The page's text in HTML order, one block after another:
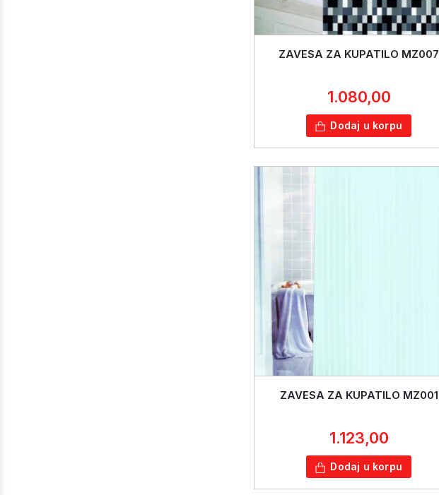
ZAVESA ZA KUPATILO MZ007
1.080,00
Dodaj u korpu
ZAVESA ZA KUPATILO MZ001
1.123,00
Dodaj u korpu